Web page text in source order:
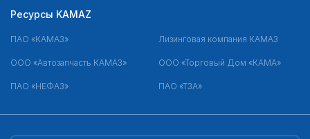
Ресурсы KAMAZ
ПАО «КАМАЗ» Лизинговая компания КАМАЗ
ООО «Автозапчасть КАМАЗ» ООО «Торговый Дом «КАМА»
ПАО «НЕФАЗ» ПАО «ТЗА»